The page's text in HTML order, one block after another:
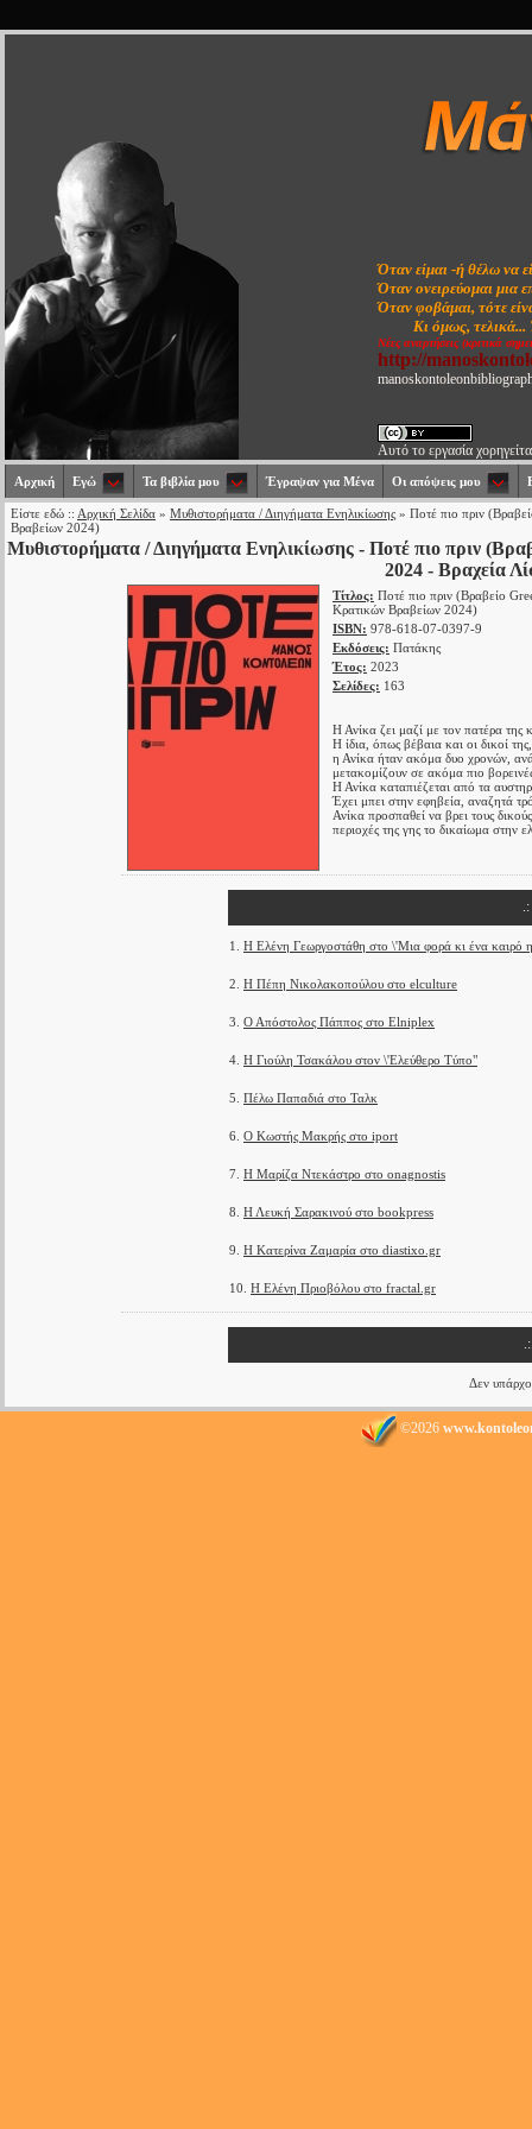
Όταν είμαι -ή θέλω να
Όταν ονειρεύομαι μια
Όταν φοβάμαι, τότε
Κι όμως, τελικά...
Νέες αναρτήσεις (κριτικά
http://
Αυτό το εργασία
Αρχική Εγώ Τα βιβλία μου Έγραψαν για Μένα Οι απόψεις μου
Είστε εδώ :: Αρχική Σελίδα » Μυθιστορήματα / Διηγήματα Ενηλικίωσης » Ποτέ πιο πριν
Βραβείων 2024)
Μυθιστορήματα / Διηγήματα Ενηλικίωσης - Ποτέ πιο πριν
2024 - Βραχεία
Τίτλος: Ποτέ πιο πριν (Βραβείο
Κρατικών Βραβείων 2024)
ISBN: 978-618-07-0397-9
Εκδόσεις: Πατάκης
Έτος: 2023
Σελίδες: 163
Η Ανίκα ζει μαζί με τον πατέρα
Η ίδια, όπως βέβαια και οι δικοί
η Ανίκα ήταν ακόμα δυο χρονών,
μετακομίζουν σε ακόμα πιο
Η Ανίκα καταπιέζεται από τα
Έχει μπει στην εφηβεία, αναζητά
Ανίκα προσπαθεί να βρει τους
περιοχές της γης το δικαίωμα στην
1. Η Ελένη Γεωργοστάθη στο \'Μια φορά κι ένα καιρό
2. Η Πέπη Νικολακοπούλου στο elculture
3. Ο Απόστολος Πάππος στο Elniplex
4. Η Γιούλη Τσακάλου στον \'Ελεύθερο Τύπο"
5. Πέλω Παπαδιά στο Ταλκ
6. Ο Κωστής Μακρής στο iport
7. Η Μαρίζα Ντεκάστρο στο onagnostis
8. Η Λευκή Σαρακινού στο bookpress
9. Η Κατερίνα Ζαμαρία στο diastixo.gr
10. Η Ελένη Πριοβόλου στο fractal.gr
Δεν
©2026